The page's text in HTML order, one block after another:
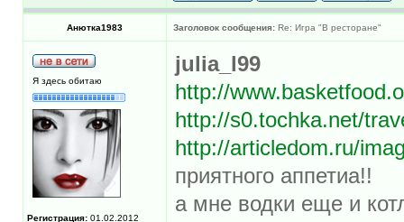
Анютка1983 Заголовок сообщения: Re: Игра "В ресторане"
Я здесь обитаю
Регистрация: 01.02.2012
julia_l99
http://
http://s0.tochka.net/
http://articledom.ru/
приятного аппетиа!!
а мне водки еще и